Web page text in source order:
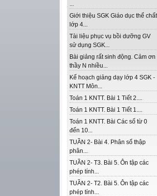
...
Giới thiệu SGK Giáo dục thể chất
lớp 4...
Tài liệu phục vụ bồi dưỡng GV
sử dụng SGK...
Bài giảng rất sinh động. Cảm ơn
thầy N nhiều...
Kế hoạch giảng dạy lớp 4 SGK -
KNTT Môn...
Toán 1 KNTT. Bài 1 Tiết 2....
Toán 1 KNTT. Bài 1 Tiết 1....
Toán 1 KNTT. Bài Các số từ 0
đến 10...
TUẦN 2- Bài 4. Phân số thập
phân...
TUẦN 2- T3. Bài 5. Ôn tập các
phép tính...
TUẦN 2- T2. Bài 5. Ôn tập các
phép tính...